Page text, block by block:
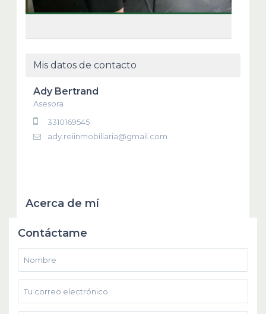
Mis datos de contacto
Ady Bertrand
Asesora
3310169545
ady.reiinmobiliaria@gmail.com
Acerca de mí
Contáctame